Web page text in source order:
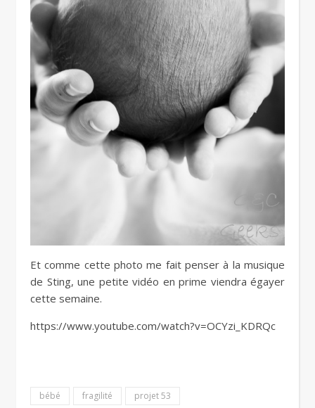
Et comme cette photo me fait penser à la musique
de Sting, une petite vidéo en prime viendra égayer
cette semaine.
https://www.youtube.com/watch?v=OCYzi_KDRQc
bébé fragilité projet 53